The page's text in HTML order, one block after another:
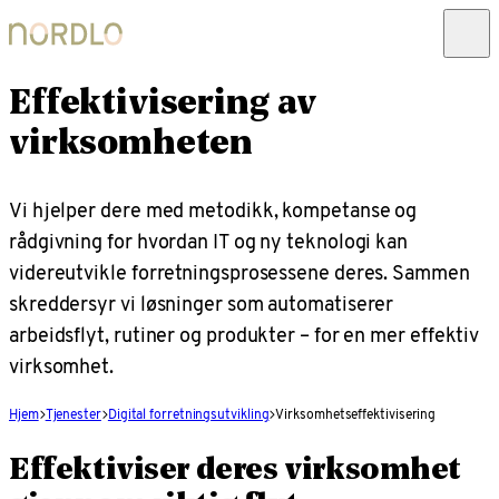
Effektivisering av
virksomheten
Vi hjelper dere med metodikk, kompetanse og
rådgivning for hvordan IT og ny teknologi kan
videreutvikle forretningsprosessene deres. Sammen
skreddersyr vi løsninger som automatiserer
arbeidsflyt, rutiner og produkter – for en mer effektiv
virksomhet.
Hjem Tjenester Digital forretningsutvikling Virksomhetseffektivisering
Effektiviser deres virksomhet